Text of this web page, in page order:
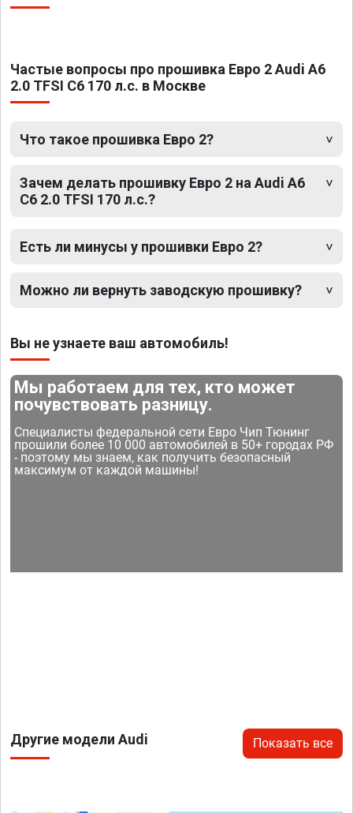
Частые вопросы про прошивка Евро 2 Audi A6
2.0 TFSI C6 170 л.с. в Москве
Что такое прошивка Евро 2?
Зачем делать прошивку Евро 2 на Audi A6
C6 2.0 TFSI 170 л.с.?
Есть ли минусы у прошивки Евро 2?
Можно ли вернуть заводскую прошивку?
Вы не узнаете ваш автомобиль!
Мы работаем для тех, кто может
почувствовать разницу.
Специалисты федеральной сети Евро Чип Тюнинг
прошили более 10 000 автомобилей в 50+ городах РФ
- поэтому мы знаем, как получить безопасный
максимум от каждой машины!
Другие модели Audi Показать все